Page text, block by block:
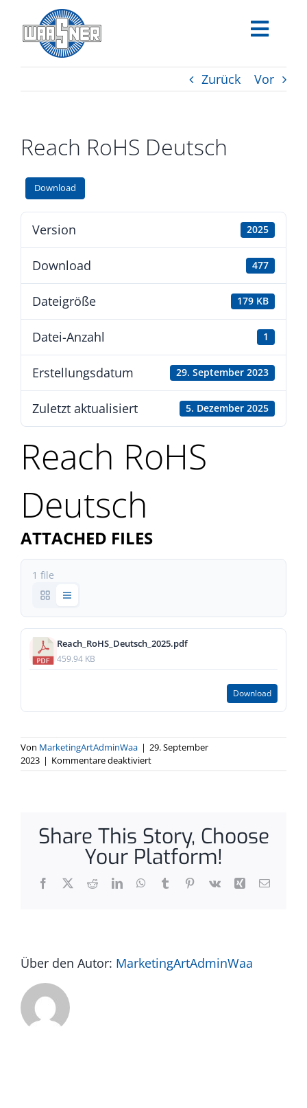
Inhalt
springen
Toggle
TECHNOLOGIEN
SERVICE
UNTERNEHMEN
KARRIERE
DOWNLOADS
Zurück Vor
Reach RoHS Deutsch
Download
Version 2025
Download 477
Dateigröße 179 KB
Datei-Anzahl 1
Erstellungsdatum 29. September 2023
Zuletzt aktualisiert 5. Dezember 2025
Reach RoHS
Deutsch
ATTACHED FILES
1 file
Reach_RoHS_Deutsch_2025.pdf
459.94 KB
Download
Von MarketingArtAdminWaa | 29. September
2023 | Kommentare deaktiviertfür
Reach
Share This Story, Choose
Your Platform!
Facebook
X RedditLinkedInWhatsApp
TumblrPinterest
Vk Xing E-
Über den Autor: MarketingArtAdminWaa